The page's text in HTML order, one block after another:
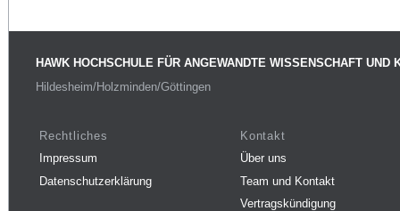
HAWK HOCHSCHULE FÜR ANGEWANDTE WISSENSCHAFT UND
Hildesheim/Holzminden/Göttingen
Rechtliches
Impressum
Datenschutzerklärung
Kontakt
Über uns
Team und Kontakt
Vertragskündigung